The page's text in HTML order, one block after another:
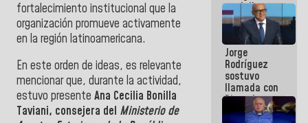
fortalecimiento institucional que la
organización promueve activamente
en la región latinoamericana.
En este orden de ideas, es relevante
mencionar que, durante la actividad,
estuvo presente Ana Cecilia Bonilla
Taviani, consejera del Ministerio de
medalla
"Héroe de
Venezuela"
a servidores
públicos
Jorge
Rodríguez
sostuvo
llamada con
Dinorah
Figuera y